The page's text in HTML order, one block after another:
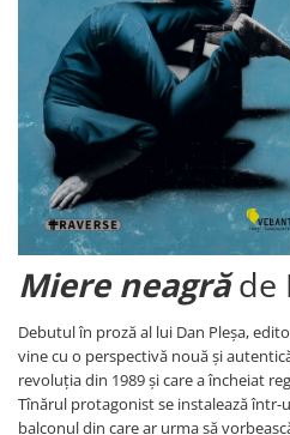
Ghiduri de calatorie
Hobby, timp liber
Animale de companie
Carti de colorat pentru adulti
Casa, gradina
Hobby
Sport
Invatamant superior
Cursuri universitare
Al Doilea Razboi Mondial
Biografii, memorii si jurnale
Istoria comunismului
Miere neagrăde
Debutul în proză al lui Dan Pleșa,
vine cu o perspectivă nouă și
revoluția din 1989 și care a încheiat
Tînărul protagonist se instalează
balconul din care ar urma să